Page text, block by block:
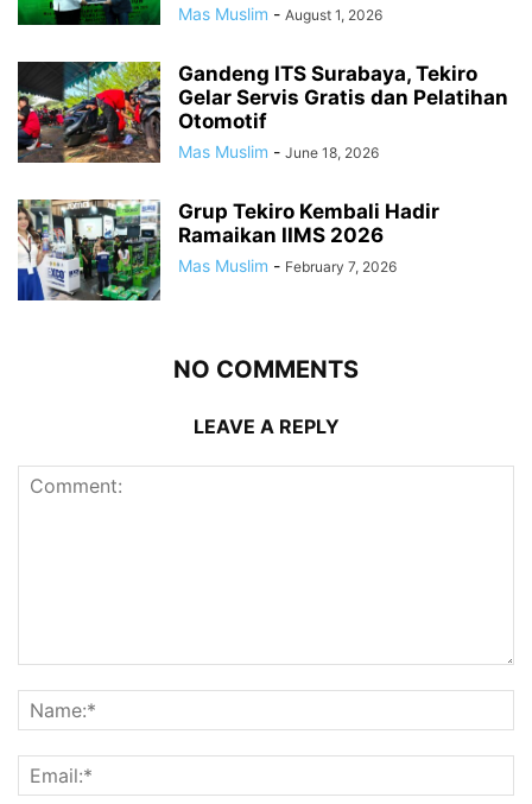
Mas Muslim - August 1, 2026
Gandeng ITS Surabaya, Tekiro
Gelar Servis Gratis dan Pelatihan
Otomotif
Mas Muslim - June 18, 2026
Grup Tekiro Kembali Hadir
Ramaikan IIMS 2026
Mas Muslim - February 7, 2026
NO COMMENTS
LEAVE A REPLY